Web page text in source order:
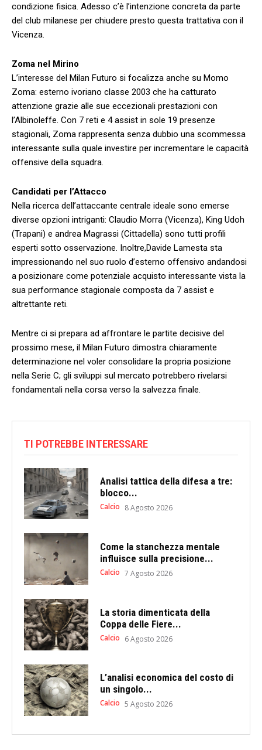
condizione fisica. Adesso ⁣c’è l’intenzione concreta da parte
del ⁢club milanese per chiudere ⁣presto questa trattativa con il
Vicenza.
Zoma nel Mirino
L’interesse del Milan Futuro si focalizza anche‍ su Momo
Zoma: esterno ivoriano classe‍ 2003 che ha⁤ catturato ​
attenzione grazie alle sue eccezionali prestazioni con
l’Albinoleffe. Con 7 ⁤reti e 4 assist in⁣ sole ​19 presenze
stagionali, Zoma rappresenta ​senza dubbio una scommessa
interessante sulla quale investire per incrementare le capacità
offensive della ⁣squadra.
Candidati per l’Attacco
Nella ricerca dell’attaccante centrale ideale sono emerse
diverse opzioni intriganti: Claudio Morra​ (Vicenza), King ​Udoh
(Trapani)⁣ e andrea Magrassi (Cittadella) sono tutti profili
esperti sotto osservazione. Inoltre,Davide Lamesta sta
impressionando nel suo ruolo d’esterno offensivo andandosi
a posizionare come⁣ potenziale acquisto interessante vista‍ la
sua performance stagionale composta da 7 assist e
altrettante reti.
Mentre ci⁣ si prepara ad affrontare le partite ​decisive⁢ del
prossimo mese, il Milan Futuro dimostra chiaramente
determinazione nel voler consolidare la propria posizione
nella Serie C; gli sviluppi sul mercato potrebbero rivelarsi‌
fondamentali nella⁤ corsa verso la salvezza ‌finale.
TI POTREBBE INTERESSARE
Analisi tattica della difesa a tre:
blocco...
Calcio 8 Agosto 2026
Come la stanchezza mentale
influisce sulla precisione...
Calcio 7 Agosto 2026
La storia dimenticata della
Coppa delle Fiere...
Calcio 6 Agosto 2026
L’analisi economica del costo di
un singolo...
Calcio 5 Agosto 2026